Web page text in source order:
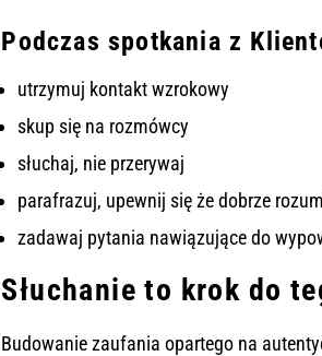
Podczas spotkania z
utrzymuj kontakt wzrokowy
skup się na rozmówcy
słuchaj, nie przerywaj
parafrazuj, upewnij się że dobrze
zadawaj pytania nawiązujące do
Słuchanie to krok do
Budowanie zaufania opartego na